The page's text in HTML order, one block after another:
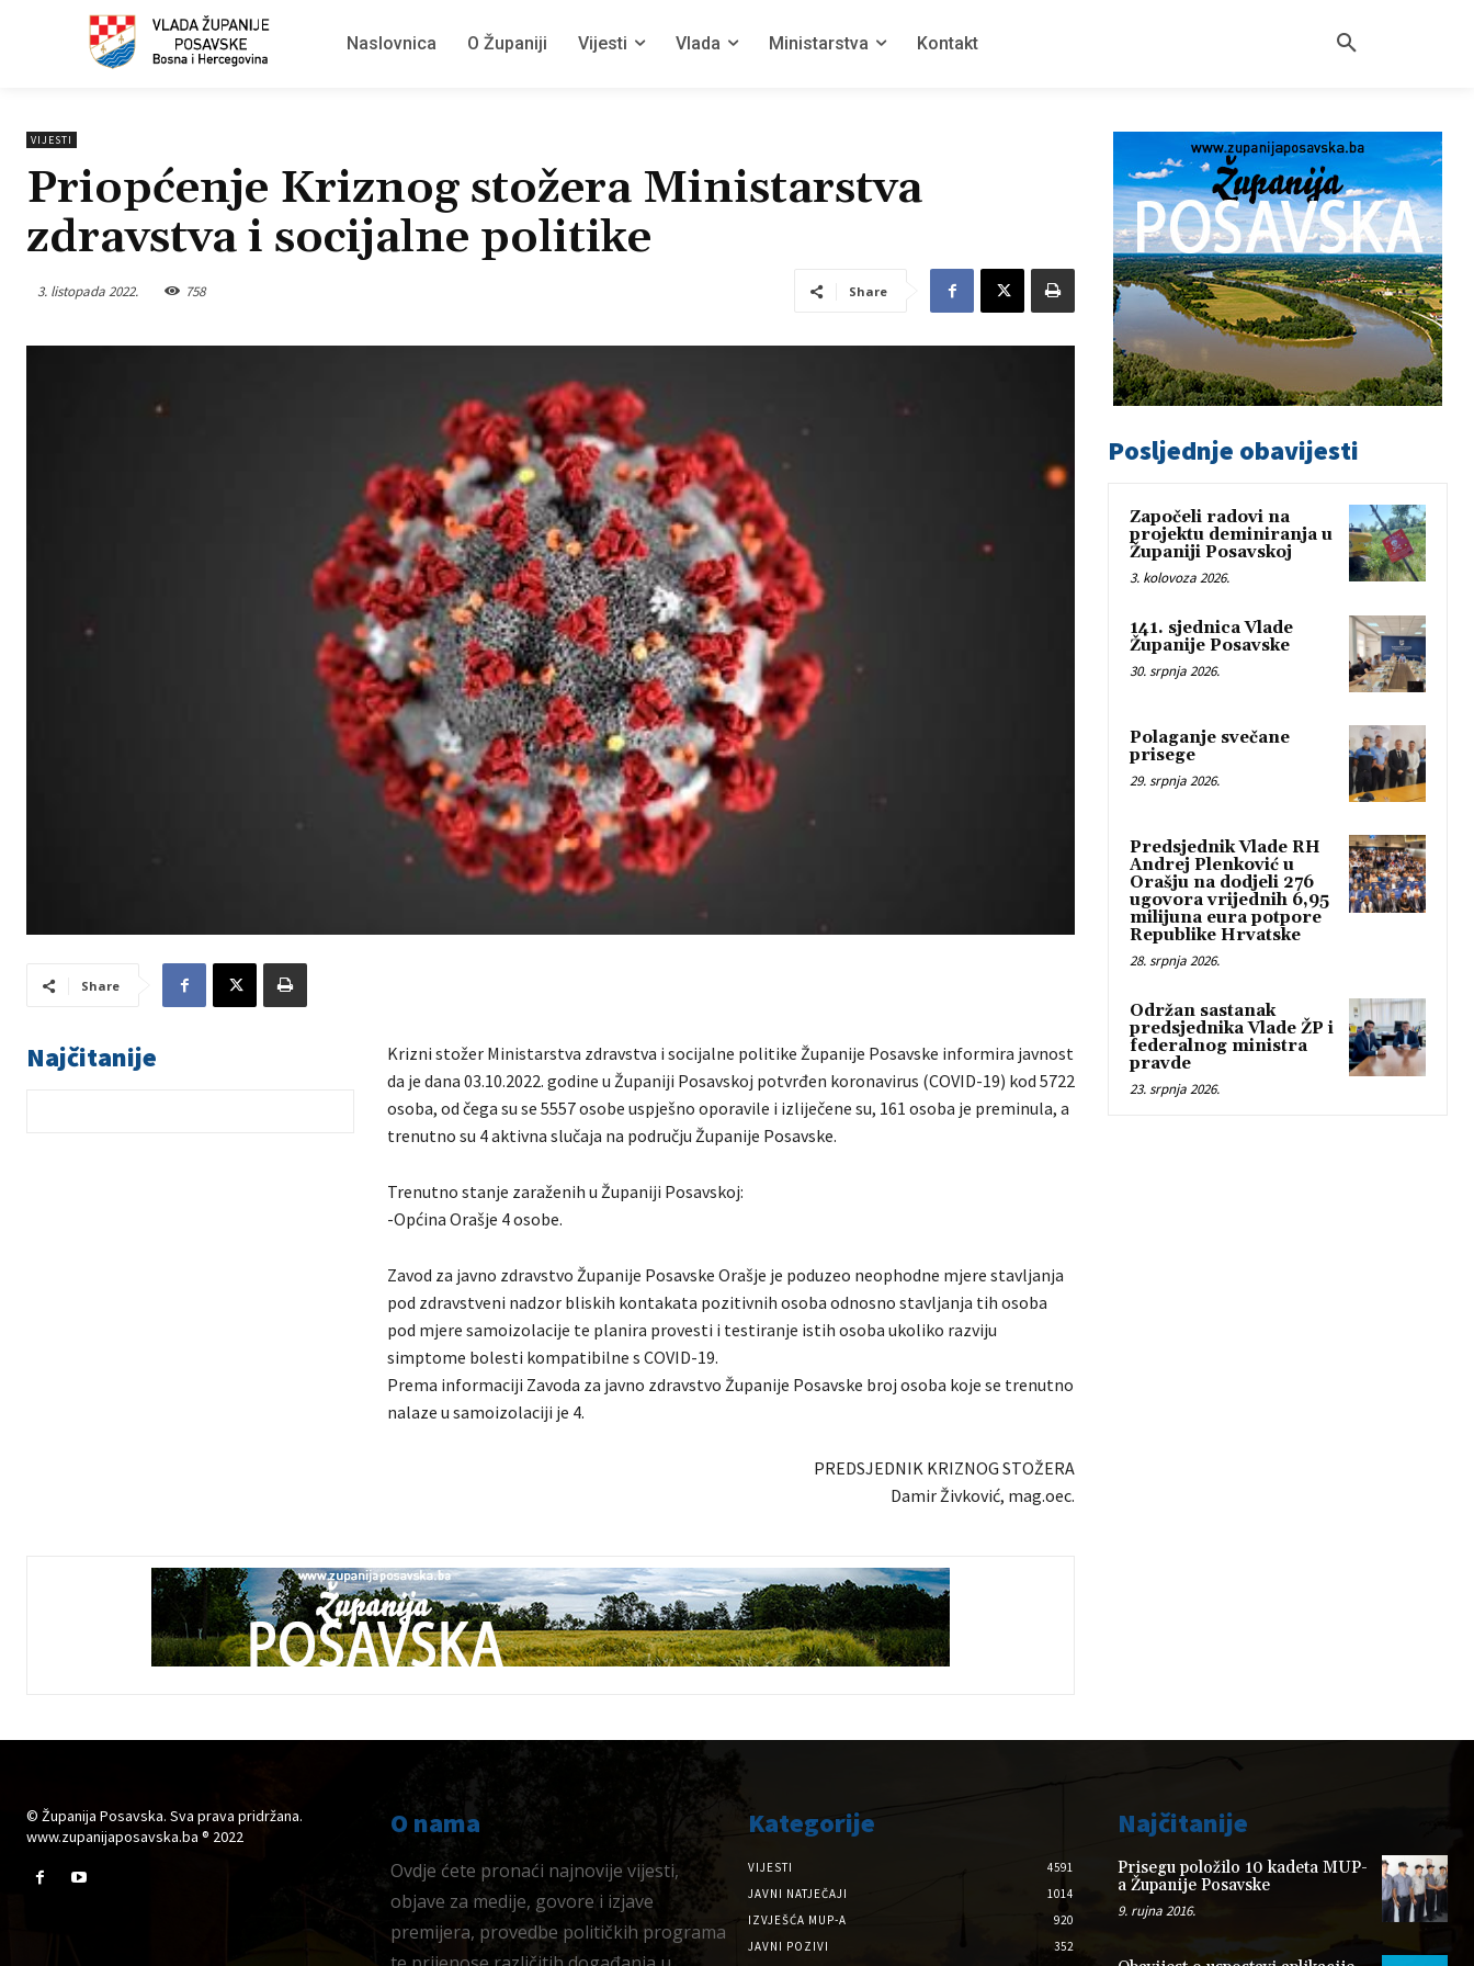
Naslovnica O Županiji Vijesti Vlada Ministarstva Kontakt
VIJESTI
Priopćenje Kriznog stožera Ministarstva
zdravstva i socijalne politike
3. listopada 2022. 758 Share
Share
Najčitanije
Krizni stožer Ministarstva zdravstva i socijalne politike Županije Posavske informira javnost
da je dana 03.10.2022. godine u Županiji Posavskoj potvrđen koronavirus (COVID-19) kod 5722
osoba, od čega su se 5557 osobe uspješno oporavile i izliječene su, 161 osoba je preminula, a
trenutno su 4 aktivna slučaja na području Županije Posavske.
Trenutno stanje zaraženih u Županiji Posavskoj:
-Općina Orašje 4 osobe.
Zavod za javno zdravstvo Županije Posavske Orašje je poduzeo neophodne mjere stavljanja
pod zdravstveni nadzor bliskih kontakata pozitivnih osoba odnosno stavljanja tih osoba
pod mjere samoizolacije te planira provesti i testiranje istih osoba ukoliko razviju
simptome bolesti kompatibilne s COVID-19.
Prema informaciji Zavoda za javno zdravstvo Županije Posavske broj osoba koje se trenutno
nalaze u samoizolaciji je 4.
PREDSJEDNIK KRIZNOG STOŽERA
Damir Živković, mag.oec.
Posljednje obavijesti
Započeli radovi na
projektu deminiranja u
Županiji Posavskoj
3. kolovoza 2026.
141. sjednica Vlade
Županije Posavske
30. srpnja 2026.
Polaganje svečane
prisege
29. srpnja 2026.
Predsjednik Vlade RH
Andrej Plenković u
Orašju na dodjeli 276
ugovora vrijednih 6,95
milijuna eura potpore
Republike Hrvatske
28. srpnja 2026.
Održan sastanak
predsjednika Vlade ŽP i
federalnog ministra
pravde
23. srpnja 2026.
© Županija Posavska. Sva prava pridržana.
www.zupanijaposavska.ba ® 2022
O nama
Ovdje ćete pronaći najnovije vijesti,
objave za medije, govore i izjave
premijera, provedbe političkih programa
Kategorije
VIJESTI
4591
JAVNI NATJEČAJI
1014
IZVJEŠĆA MUP-A
920
JAVNI POZIVI
352
Najčitanije
Prisegu položilo 10 kadeta MUP-
a Županije Posavske
9. rujna 2016.